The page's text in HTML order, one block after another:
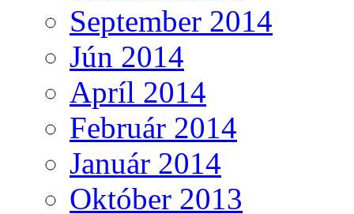
September 2014
Jún 2014
Apríl 2014
Február 2014
Január 2014
Október 2013